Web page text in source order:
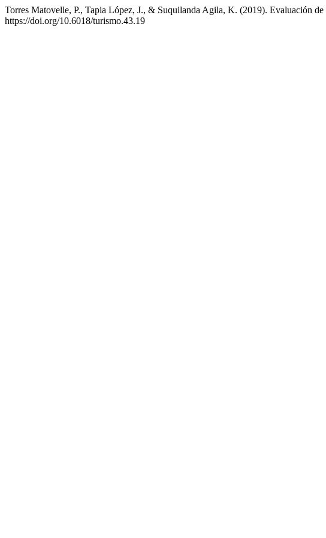
Torres Matovelle, P., Tapia López, J., & Suquilanda Agila, K. (2019). Evaluación
https://doi.org/10.6018/turismo.43.19